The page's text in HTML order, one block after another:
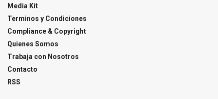
Media Kit
Terminos y Condiciones
Compliance & Copyright
Quienes Somos
Trabaja con Nosotros
Contacto
RSS